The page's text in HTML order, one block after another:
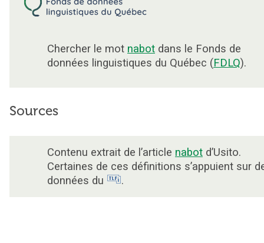
Chercher le mot nabot dans le Fonds de
données linguistiques du Québec (FDLQ).
Sources
Contenu extrait de l’article nabot d’Usito.
Certaines de ces définitions s’appuient sur
données du
.